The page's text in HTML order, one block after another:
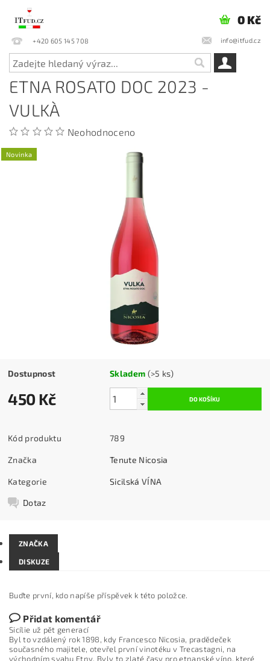
+420 605 145 708 info@itfud.cz
0 Kč
ETNA ROSATO DOC 2023 -
VULKÀ
Neohodnoceno
Novinka
Dostupnost Skladem (>5 ks)
450 Kč
Kód produktu 789
Značka Tenute Nicosia
Kategorie Sicilská VÍNA
Dotaz
ZNAČKA
DISKUZE
Buďte první, kdo napíše příspěvek k této položce.
Přidat komentář
Sicílie už pět generací
Byl to vzdálený rok 1898, kdy Francesco Nicosia, pradědeček
současného majitele, otevřel první vinotéku v Trecastagni, na
východním svahu Etny. Byly to zlaté časy pro etnanské víno, které